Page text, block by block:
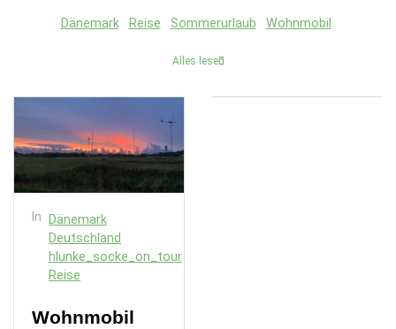
Dänemark Reise Sommerurlaub Wohnmobil
Alles lesen
In
Dänemark
Deutschland
hlunke_socke_on_tour
Reise
Wohnmobil